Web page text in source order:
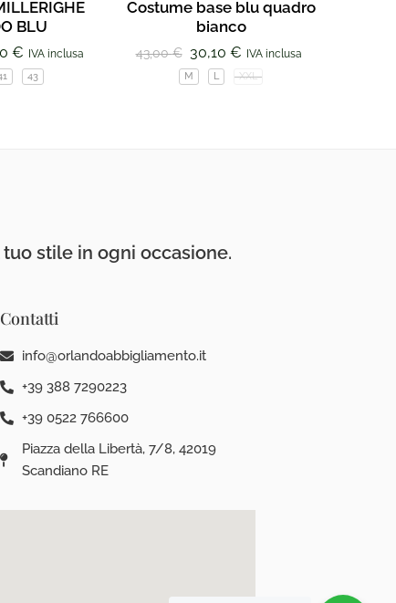
BLU
€ IVA inclusa
43
Costume base blu quadro
bianco
43,00€ 30,10 € IVA inclusa
M L XXL
stile in ogni occasione.
Contatti
info@orlandoabbigliamento.it
+39 388 7290223
+39 0522 766600
Piazza della Libertà, 7/8, 42019
Scandiano RE